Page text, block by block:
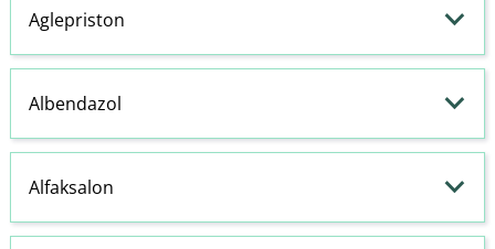
Aglepriston
Albendazol
Alfaksalon